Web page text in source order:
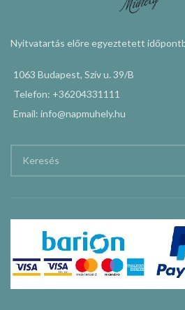
Nyitvatartás előre egyeztetett
1063 Budapest, Szív u. 39/B
Telefon: +36204331111
Email: info@napmuhely.hu